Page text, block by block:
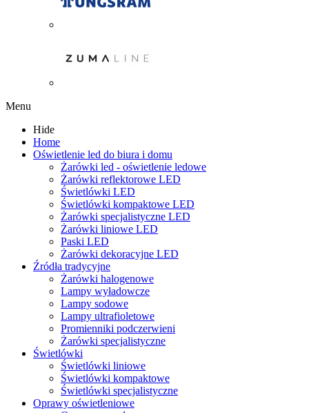
Menu
Hide
Home
Oświetlenie led do biura i domu
Żarówki led - oświetlenie ledowe
Żarówki reflektorowe LED
Świetlówki LED
Świetlówki kompaktowe LED
Żarówki specjalistyczne LED
Żarówki liniowe LED
Paski LED
Żarówki dekoracyjne LED
Źródła tradycyjne
Żarówki halogenowe
Lampy wyładowcze
Lampy sodowe
Lampy ultrafioletowe
Promienniki podczerwieni
Żarówki specjalistyczne
Świetlówki
Świetlówki liniowe
Świetlówki kompaktowe
Świetlówki specjalistyczne
Oprawy oświetleniowe